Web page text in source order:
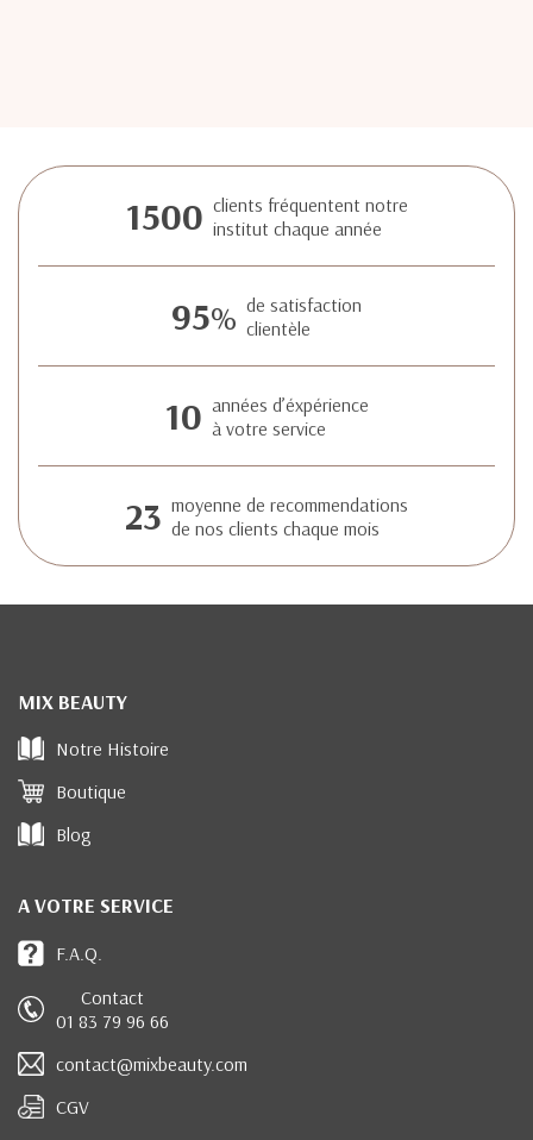
1500 clients fréquentent notre
institut chaque année
95% de satisfaction
clientèle
10 années d’éxpérience
à votre service
23 moyenne de recommendations
de nos clients chaque mois
MIX BEAUTY
Notre Histoire
Boutique
Blog
A VOTRE SERVICE
F.A.Q.
Contact
01 83 79 96 66
contact@mixbeauty.com
CGV